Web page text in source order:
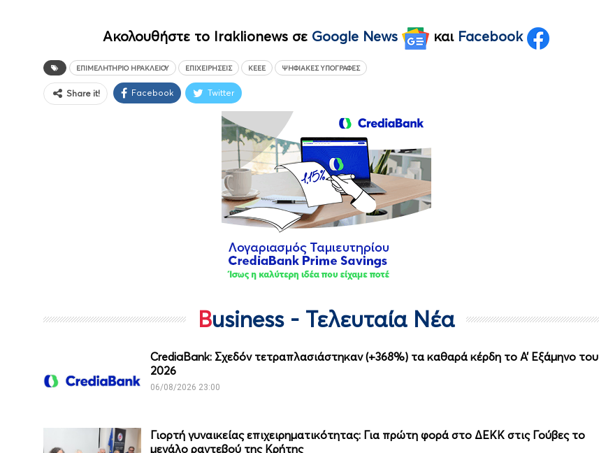
Ακολουθήστε το Iraklionews σε Google News και Facebook
ΕΠΙΜΕΛΗΤΉΡΙΟ ΗΡΑΚΛΕΊΟΥ ΕΠΙΧΕΙΡΉΣΕΙΣ ΚΕΕΕ ΨΗΦΙΑΚΈΣ ΥΠΟΓΡΑΦΈΣ
Share it! Facebook Twitter
Business - Τελευταία Νέα
CrediaBank: Σχεδόν τετραπλασιάστηκαν (+368%) τα καθαρά κέρδη το Α’ Εξάμηνο του
2026
06/08/2026 23:00
Γιορτή γυναικείας επιχειρηματικότητας: Για πρώτη φορά στο ΔΕΚΚ στις Γούβες το
μεγάλο ραντεβού της Κρήτης